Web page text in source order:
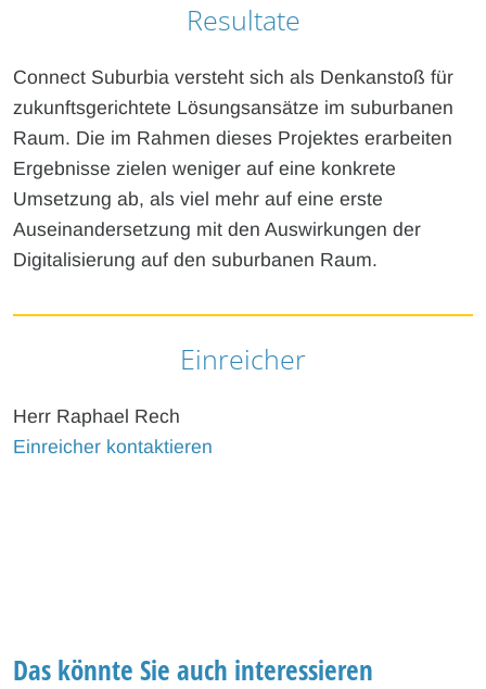
Resultate
Connect Suburbia versteht sich als Denkanstoß für
zukunftsgerichtete Lösungsansätze im suburbanen
Raum. Die im Rahmen dieses Projektes erarbeiten
Ergebnisse zielen weniger auf eine konkrete
Umsetzung ab, als viel mehr auf eine erste
Auseinandersetzung mit den Auswirkungen der
Digitalisierung auf den suburbanen Raum.
Einreicher
Herr Raphael Rech
Einreicher kontaktieren
Das könnte Sie auch interessieren